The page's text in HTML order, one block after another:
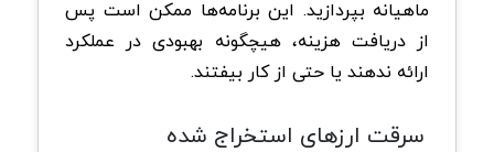
ماهیانه بپردازید. این برنامه‌ها ممکن است پس
از دریافت هزینه، هیچگونه بهبودی در عملکرد
ارائه ندهند یا حتی از کار بیفتند.
سرقت ارزهای استخراج شده